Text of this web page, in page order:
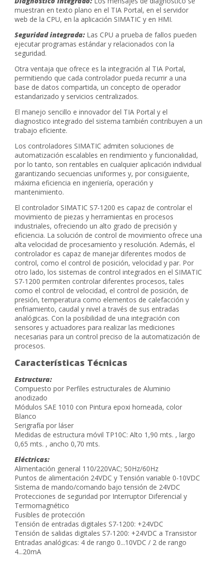
muestran en texto plano en el TIA Portal, en el servidor
web de la CPU, en la aplicación SIMATIC y en HMI.
Seguridad integrada:Las CPU a prueba de fallos pueden
ejecutar programas estándar y relacionados con la
seguridad.
Otra ventaja que ofrece es la integración al TIA Portal,
permitiendo que cada controlador pueda recurrir a una
base de datos compartida, un concepto de operador
estandarizado y servicios centralizados.
El manejo sencillo e innovador del TIA Portal y el
diagnostico integrado del sistema también contribuyen a un
trabajo eficiente.
Los controladores SIMATIC admiten soluciones de
automatización escalables en rendimiento y funcionalidad,
por lo tanto, son rentables en cualquier aplicación individual
garantizando secuencias uniformes y, por consiguiente,
máxima eficiencia en ingeniería, operación y
mantenimiento.
El controlador SIMATIC S7-1200 es capaz de controlar el
movimiento de piezas y herramientas en procesos
industriales, ofreciendo un alto grado de precisión y
eficiencia. La solución de control de movimiento ofrece una
alta velocidad de procesamiento y resolución. Además, el
controlador es capaz de manejar diferentes modos de
control, como el control de posición, velocidad y par. Por
otro lado, los sistemas de control integrados en el SIMATIC
S7-1200 permiten controlar diferentes procesos, tales
como el control de velocidad, el control de posición, de
presión, temperatura como elementos de calefacción y
enfriamiento, caudal y nivel a través de sus entradas
analógicas. Con la posibilidad de una integración con
sensores y actuadores para realizar las mediciones
necesarias para un control preciso de la automatización de
procesos.
Características Técnicas
Estructura:
Compuesto por Perfiles estructurales de Aluminio
anodizado
Módulos SAE 1010 con Pintura epoxi horneada, color
Blanco
Serigrafía por láser
Medidas de estructura móvil TP10C: Alto 1,90 mts. , largo
0,65 mts. , ancho 0,70 mts.
Eléctricas:
Alimentación general 110/220VAC; 50Hz/60Hz
Puntos de alimentación 24VDC y Tensión variable 0-10VDC
Sistema de mando/comando bajo tensión de 24VDC
Protecciones de seguridad por Interruptor Diferencial y
Termomagnético
Fusibles de protección
Tensión de entradas digitales S7-1200: +24VDC
Tensión de salidas digitales S7-1200: +24VDC a Transistor
Entradas analógicas: 4 de rango 0...10VDC / 2 de rango
4...20mA